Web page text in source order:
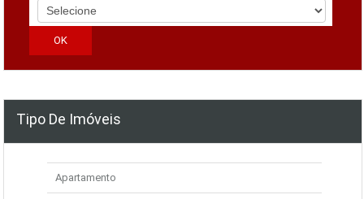
Tipo De Imóveis
Apartamento